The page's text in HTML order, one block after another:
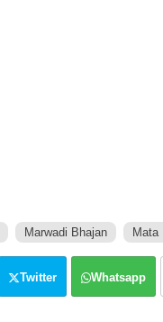
Marwadi Bhajan Mata
Twitter Whatsapp